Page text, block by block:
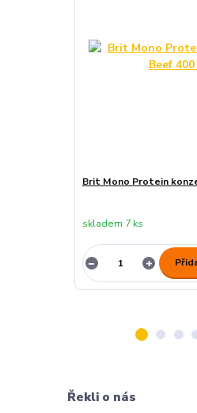
Brit Mono Protein
skladem 7 ks
Řekli o nás